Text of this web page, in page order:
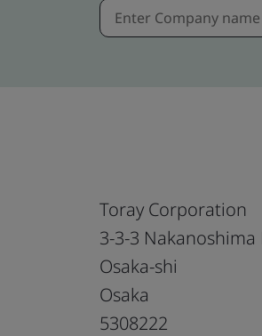
Toray Corporation
3-3-3 Nakanoshima
Osaka-shi
Osaka
5308222